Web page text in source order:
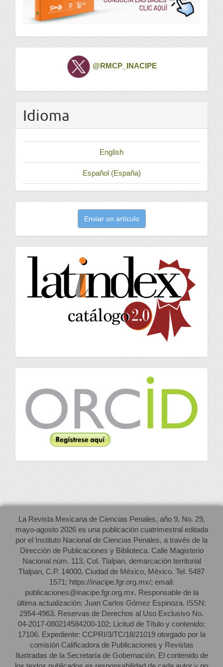
Twitter @RMCP_INACIPE
Idioma
English
Español (España)
artículo
Enviar un artículo
latindex
La Revista Mexicana de Ciencias Penales, año 9, No. 29,
mayo-agosto 2026 es una publicación cuatrimestral editada
por el Instituto Nacional de Ciencias Penales, a través de la
Dirección de Publicaciones y Biblioteca. Calle Magisterio
Nacional núm. 113, Col. Tlalpan, demarcación territorial
Tlalpan, C.P. 14000, Ciudad de México, México. Tel. 5487
1571; https://inacipe.fgr.org.mx/; email:
publicaciones@inacipe.fgr.org.mx. Responsable de la
última actualización: Juan Carlos Gómez Espinoza. ISSN:
2954-4963. Reservas de Derechos al Uso Exclusivo No.
04-2017-080214584200-102; Licitud de Título y contenido:
17106. Expediente: CCPRI/3/TC/18/21019 otorgado por la
comisión Calificadora de Publicaciones y Revistas
Ilustradas de la Secretaría de Gobernación. El contenido de